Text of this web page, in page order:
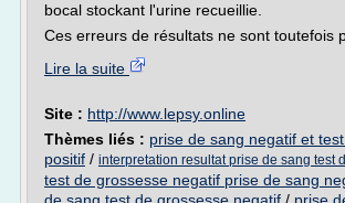
bocal stockant l'urine recueillie.
Ces erreurs de résultats ne sont toutefois
Lire la suite
Site : http://www.lepsy.online
Thèmes liés : prise de sang negatif et
positif / interpretation resultat prise de sang test
test de grossesse negatif prise de sang